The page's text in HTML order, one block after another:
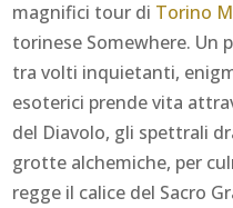
magnifici tour di Torino
torinese Somewhere. Un
tra volti inquietanti,
esoterici prende vita
del Diavolo, gli spettrali
grotte alchemiche, per
regge il calice del Sacro